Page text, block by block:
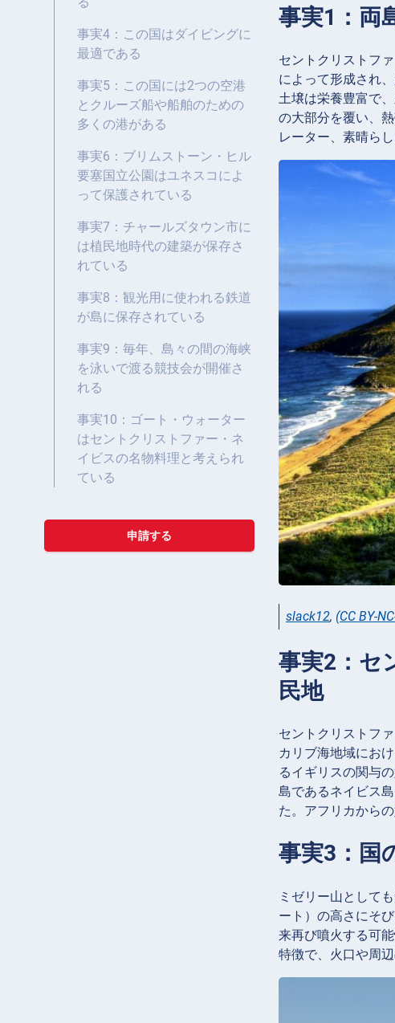
事実4：この国はダイビングに
最適である
事実5：この国には2つの空港
とクルーズ船や船舶のための
多くの港がある
事実6：ブリムストーン・ヒル
要塞国立公園はユネスコによ
って保護されている
事実7：チャールズタウン市に
は植民地時代の建築が保存さ
れている
事実8：観光用に使われる鉄道
が島に保存されている
事実9：毎年、島々の間の海峡
を泳いで渡る競技会が開催さ
れる
事実10：ゴート・ウォーター
はセントクリストファー・ネ
イビスの名物料理と考えられ
ている
申請する
事実1：両
セントクリストフ
によって形成され
土壌は栄養豊富で
の大部分を覆い、
レーター、素晴ら
slack12, (CC BY-
事実2：セ
民地
セントクリストフ
カリブ海地域にお
るイギリスの関与
島であるネイビス
た。アフリカから
事実3：国
ミゼリー山として
ート）の高さにそ
来再び噴火する可
特徴で、火口や周